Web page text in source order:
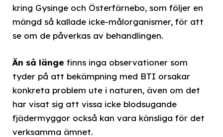
kring Gysinge och Österfärnebo, som följer en
mängd så kallade icke-målorganismer, för att
se om de påverkas av behandlingen.
Än så länge finns inga observationer som
tyder på att bekämpning med BTI orsakar
konkreta problem ute i naturen, även om det
har visat sig att vissa icke blodsugande
fjädermyggor också kan vara känsliga för det
verksamma ämnet.